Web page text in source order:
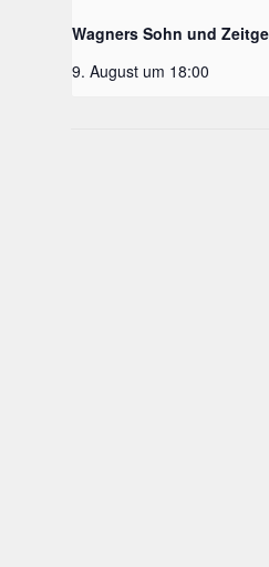
Wagners Sohn und
9. August um 18:00